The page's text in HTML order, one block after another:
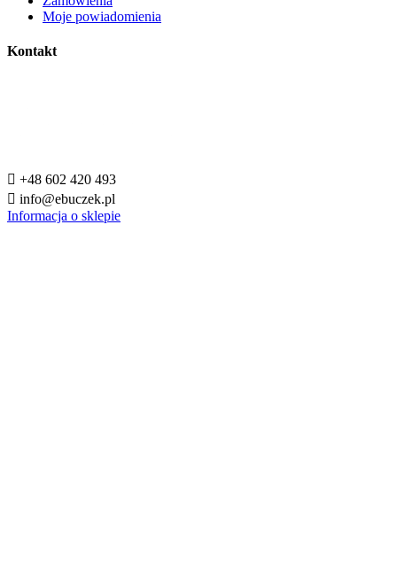
Moje powiadomienia
Kontakt
 +48 602 420 493
 info@ebuczek.pl
Informacja o sklepie